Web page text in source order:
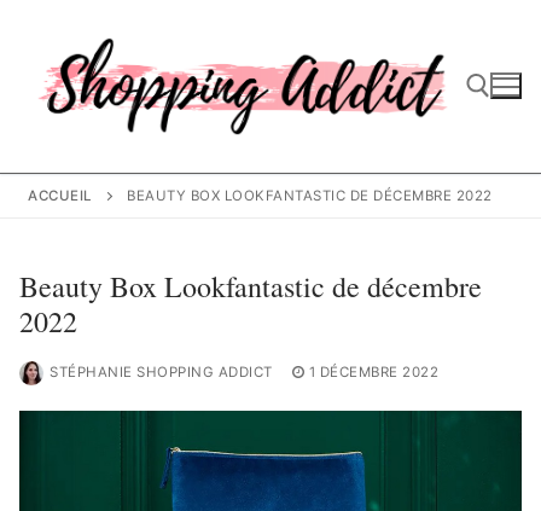
contenu
Rechercher :
ACCUEIL BEAUTY BOX LOOKFANTASTIC DE DÉCEMBRE 2022
Beauty Box Lookfantastic de décembre
2022
STÉPHANIE SHOPPING ADDICT 1 DÉCEMBRE 2022